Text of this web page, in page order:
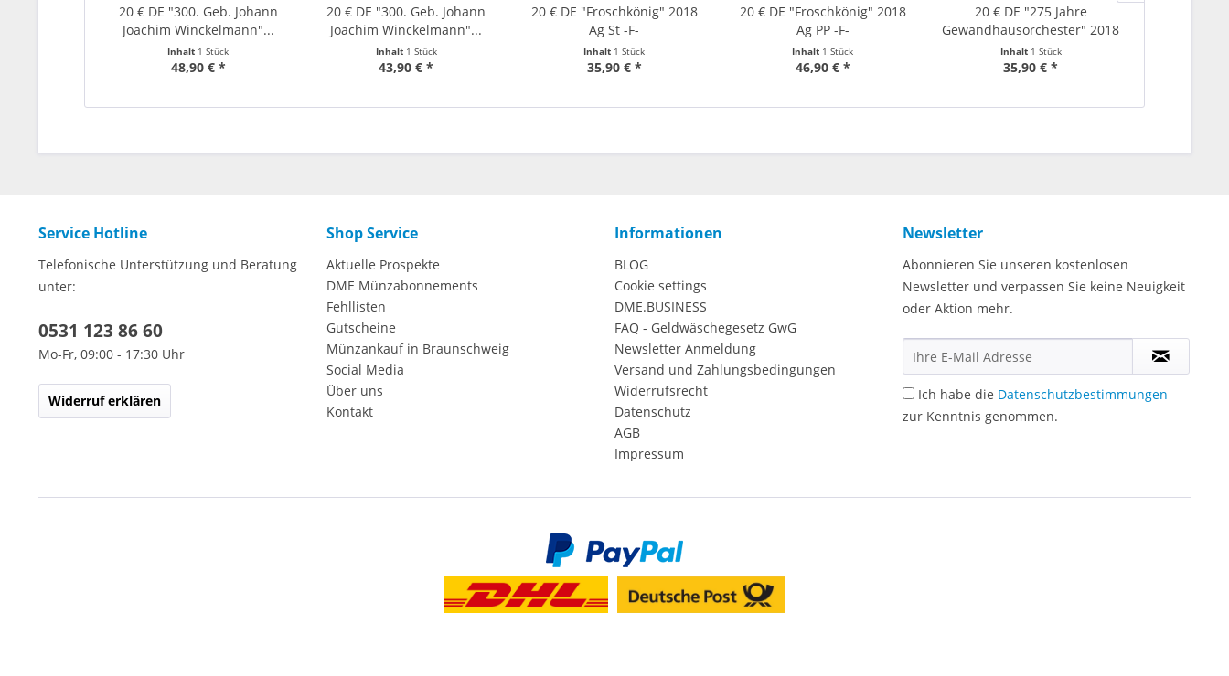
20 € DE "300. Geb. Johann
Joachim Winckelmann"...
Inhalt 1 Stück
48,90 € *
20 € DE "300. Geb. Johann
Joachim Winckelmann"...
Inhalt 1 Stück
43,90 € *
20 € DE "Froschkönig" 2018
Ag St -F-
Inhalt 1 Stück
35,90 € *
20 € DE "Froschkönig" 2018
Ag PP -F-
Inhalt 1 Stück
46,90 € *
20 € DE "275 Jahre
Gewandhausorchester" 2018
Ag...
Inhalt 1 Stück
35,90 € *
Service Hotline
Telefonische Unterstützung und Beratung
unter:
0531 123 86 60
Mo-Fr, 09:00 - 17:30 Uhr
Widerruf erklären
Shop Service
Aktuelle Prospekte
DME Münzabonnements
Fehllisten
Gutscheine
Münzankauf in Braunschweig
Social Media
Über uns
Kontakt
Informationen
BLOG
Cookie settings
DME.BUSINESS
FAQ - Geldwäschegesetz GwG
Newsletter Anmeldung
Versand und Zahlungsbedingungen
Widerrufsrecht
Datenschutz
AGB
Impressum
Newsletter
Abonnieren Sie unseren kostenlosen
Newsletter und verpassen Sie keine Neuigkeit
oder Aktion mehr.
Ich habe die Datenschutzbestimmungen
zur Kenntnis genommen.